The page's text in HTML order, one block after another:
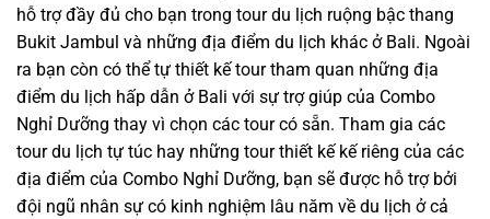
hỗ trợ đầy đủ cho bạn trong tour du lịch ruộng bậc thang
Bukit Jambul và những địa điểm du lịch khác ở Bali. Ngoài
ra bạn còn có thể tự thiết kế tour tham quan những địa
điểm du lịch hấp dẫn ở Bali với sự trợ giúp của Combo
Nghỉ Dưỡng thay vì chọn các tour có sẵn. Tham gia các
tour du lịch tự túc hay những tour thiết kế kế riêng của các
địa điểm của Combo Nghỉ Dưỡng, bạn sẽ được hỗ trợ bởi
đội ngũ nhân sự có kinh nghiệm lâu năm về du lịch ở cả